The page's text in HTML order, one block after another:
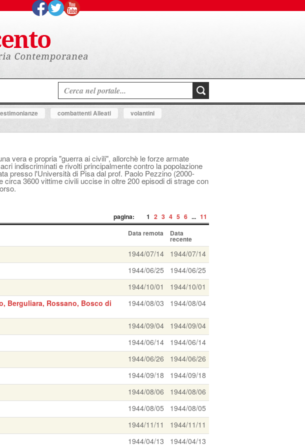
combattenti Alleati
volantini
vera e propria "guerra ai civili", allorchè le forze armate
indiscriminati e rivolti principalmente contro la popolazione
presso l'Università di Pisa dal prof. Paolo Pezzino (2000-
3600 vittime civili uccise in oltre 200 episodi di strage con
pagina: 1 2 3 4 5 6 ... 11
Data remota Data
recente
1944/07/14
1944/07/14
1944/06/25
1944/06/25
1944/10/01
1944/10/01
Berguliara, Rossano, Bosco di
1944/08/03 1944/08/04
1944/09/04
1944/09/04
1944/06/14
1944/06/14
1944/06/26
1944/06/26
1944/09/18
1944/09/18
1944/08/06
1944/08/06
1944/08/05
1944/08/05
1944/11/11
1944/11/11
1944/04/13
1944/04/13